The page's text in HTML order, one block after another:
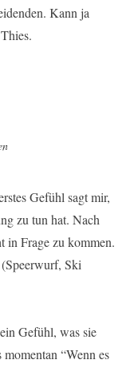
Kann ja
Gefühl sagt mir,
zu tun hat. Nach
in Frage zu kommen.
Ski
Gefühl, was sie
“Wenn es